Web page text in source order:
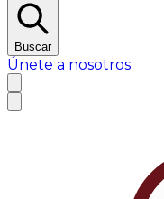
Buscar
Únete a nosotros